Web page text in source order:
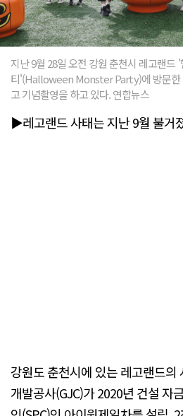
지난 9월 28일 오전 강원 춘천시 레고랜드
티'(Halloween Monster Party)에 방문한
고 기념촬영을 하고 있다. 연합뉴스
▶레고랜드 사태는 지난 9월 불거
강원도 춘천시에 있는 레고랜드
개발공사(GJC)가 2020년 건설 자